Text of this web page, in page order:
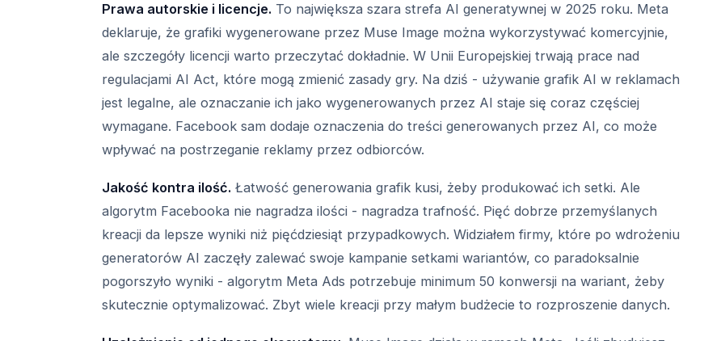
Prawa autorskie i licencje. To największa szara strefa AI generatywnej w 2025 roku. Meta
deklaruje, że grafiki wygenerowane przez Muse Image można wykorzystywać komercyjnie,
ale szczegóły licencji warto przeczytać dokładnie. W Unii Europejskiej trwają prace nad
regulacjami AI Act, które mogą zmienić zasady gry. Na dziś - używanie grafik AI w reklamach
jest legalne, ale oznaczanie ich jako wygenerowanych przez AI staje się coraz częściej
wymagane. Facebook sam dodaje oznaczenia do treści generowanych przez AI, co może
wpływać na postrzeganie reklamy przez odbiorców.
Jakość kontra ilość. Łatwość generowania grafik kusi, żeby produkować ich setki. Ale
algorytm Facebooka nie nagradza ilości - nagradza trafność. Pięć dobrze przemyślanych
kreacji da lepsze wyniki niż pięćdziesiąt przypadkowych. Widziałem firmy, które po wdrożeniu
generatorów AI zaczęły zalewać swoje kampanie setkami wariantów, co paradoksalnie
pogorszyło wyniki - algorytm Meta Ads potrzebuje minimum 50 konwersji na wariant, żeby
skutecznie optymalizować. Zbyt wiele kreacji przy małym budżecie to rozproszenie danych.